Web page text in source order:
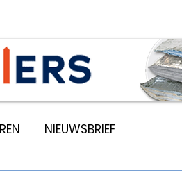
NIEUWSBRIEF